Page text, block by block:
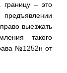
– это
выезжать
такого
№1252н от